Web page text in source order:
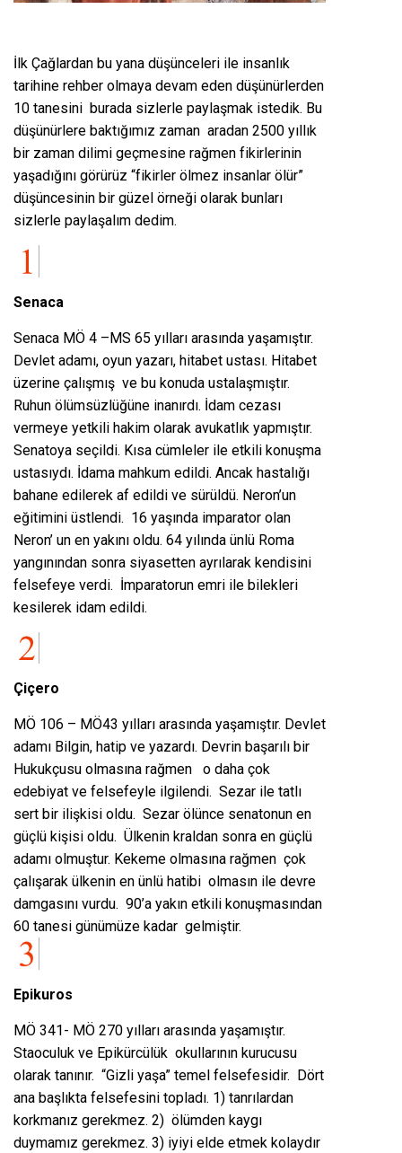
İlk Çağlardan bu yana düşünceleri ile insanlık
tarihine rehber olmaya devam eden düşünürlerden
10 tanesini burada sizlerle paylaşmak istedik. Bu
düşünürlere baktığımız zaman aradan 2500 yıllık
bir zaman dilimi geçmesine rağmen fikirlerinin
yaşadığını görürüz “fikirler ölmez insanlar ölür”
düşüncesinin bir güzel örneği olarak bunları
sizlerle paylaşalım dedim.
Senaca
Senaca MÖ 4 –MS 65 yılları arasında yaşamıştır.
Devlet adamı, oyun yazarı, hitabet ustası. Hitabet
üzerine çalışmış ve bu konuda ustalaşmıştır.
Ruhun ölümsüzlüğüne inanırdı. İdam cezası
vermeye yetkili hakim olarak avukatlık yapmıştır.
Senatoya seçildi. Kısa cümleler ile etkili konuşma
ustasıydı. İdama mahkum edildi. Ancak hastalığı
bahane edilerek af edildi ve sürüldü. Neron’un
eğitimini üstlendi. 16 yaşında imparator olan
Neron’ un en yakını oldu. 64 yılında ünlü Roma
yangınından sonra siyasetten ayrılarak kendisini
felsefeye verdi. İmparatorun emri ile bilekleri
kesilerek idam edildi.
Çiçero
MÖ 106 – MÖ43 yılları arasında yaşamıştır. Devlet
adamı Bilgin, hatip ve yazardı. Devrin başarılı bir
Hukukçusu olmasına rağmen o daha çok
edebiyat ve felsefeyle ilgilendi. Sezar ile tatlı
sert bir ilişkisi oldu. Sezar ölünce senatonun en
güçlü kişisi oldu. Ülkenin kraldan sonra en güçlü
adamı olmuştur. Kekeme olmasına rağmen çok
çalışarak ülkenin en ünlü hatibi olmasın ile devre
damgasını vurdu. 90’a yakın etkili konuşmasından
60 tanesi günümüze kadar gelmiştir.
Epikuros
MÖ 341- MÖ 270 yılları arasında yaşamıştır.
Staoculuk ve Epikürcülük okullarının kurucusu
olarak tanınır. “Gizli yaşa” temel felsefesidir. Dört
ana başlıkta felsefesini topladı. 1) tanrılardan
korkmanız gerekmez. 2) ölümden kaygı
duymamız gerekmez. 3) iyiyi elde etmek kolaydır